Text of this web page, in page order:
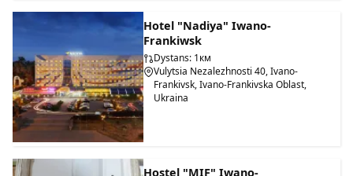
Hotel "Nadiya" Iwano-
Frankiwsk
Dystans: 1км
Vulytsia Nezalezhnosti 40, Ivano-
Frankivsk, Ivano-Frankivska Oblast,
Ukraina
Hostel "MIF" Iwano-